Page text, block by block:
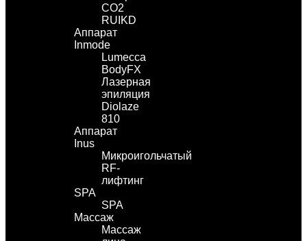
СО2
RUIKD
Аппарат
Inmode
Lumecca
BodyFX
Лазерная
эпиляция
Diolaze
810
Аппарат
Inus
Микроигольчатый
RF-
лифтинг
SPA
SPA
Массаж
Массаж